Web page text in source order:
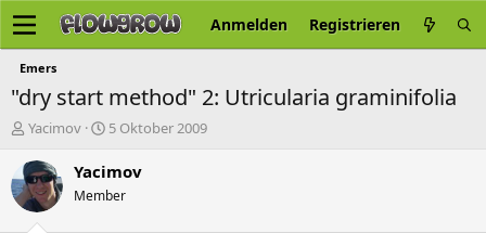
Anmelden Registrieren
Emers
"dry start method" 2: Utricularia graminifolia
E
s
t
e
Yacimov
E
s
e
5 Oktober 2009
Yacimov
Member